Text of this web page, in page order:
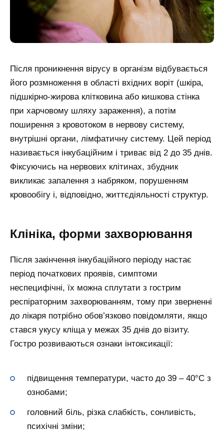
Після проникнення вірусу в організм відбувається
його розмноження в області вхідних воріт (шкіра,
підшкірно-жирова клітковина або кишкова стінка
при харчовому шляху зараження), а потім
поширення з кровотоком в нервову систему,
внутрішні органи, лімфатичну систему. Цей період
називається інкубаційним і триває від 2 до 35 днів.
Фіксуючись на нервових клітинах, збудник
викликає запалення з набряком, порушенням
кровообігу і, відповідно, життєдіяльності структур.
Клініка, форми захворювання
Після закінчення інкубаційного періоду настає
період початкових проявів, симптоми
неспецифічні, їх можна сплутати з гострим
респіраторним захворюванням, тому при зверненні
до лікаря потрібно обов’язково повідомляти, якщо
стався укусу кліща у межах 35 днів до візиту.
Гостро розвиваються ознаки інтоксикації:
підвищення температури, часто до 39 – 40°С з
ознобами;
головний біль, різка слабкість, сонливість,
психічні зміни;